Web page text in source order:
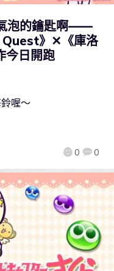
泡的鑰匙啊——
Quest》✕《庫洛
今日開跑
0 0
喔～